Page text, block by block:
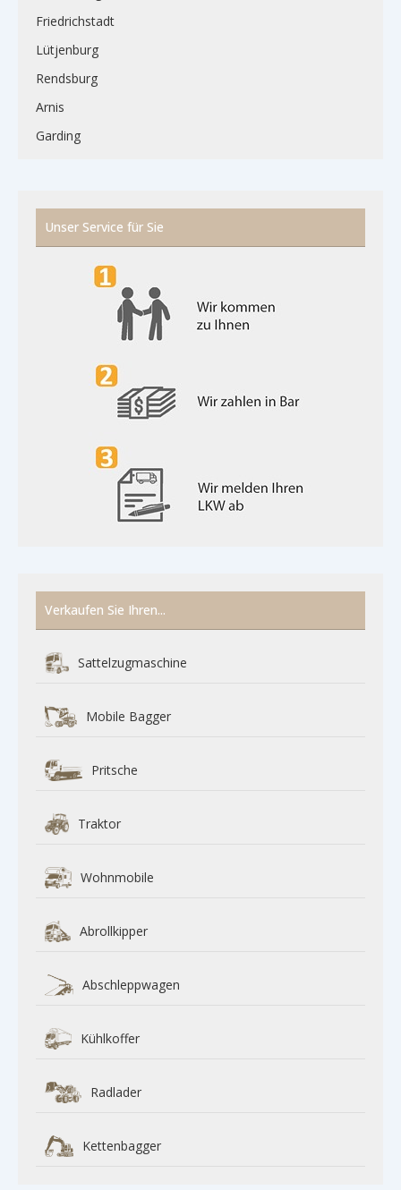
Friedrichstadt
Lütjenburg
Rendsburg
Arnis
Garding
Unser Service für Sie
Verkaufen Sie Ihren...
Sattelzugmaschine
Mobile Bagger
Pritsche
Traktor
Wohnmobile
Abrollkipper
Abschleppwagen
Kühlkoffer
Radlader
Kettenbagger